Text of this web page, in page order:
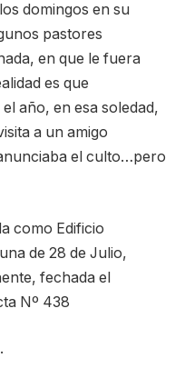
domingos en su
pastores
en que le fuera
es que
año, en esa soledad,
a un amigo
el culto…pero
como Edificio
de 28 de Julio,
fechada el
Nº 438